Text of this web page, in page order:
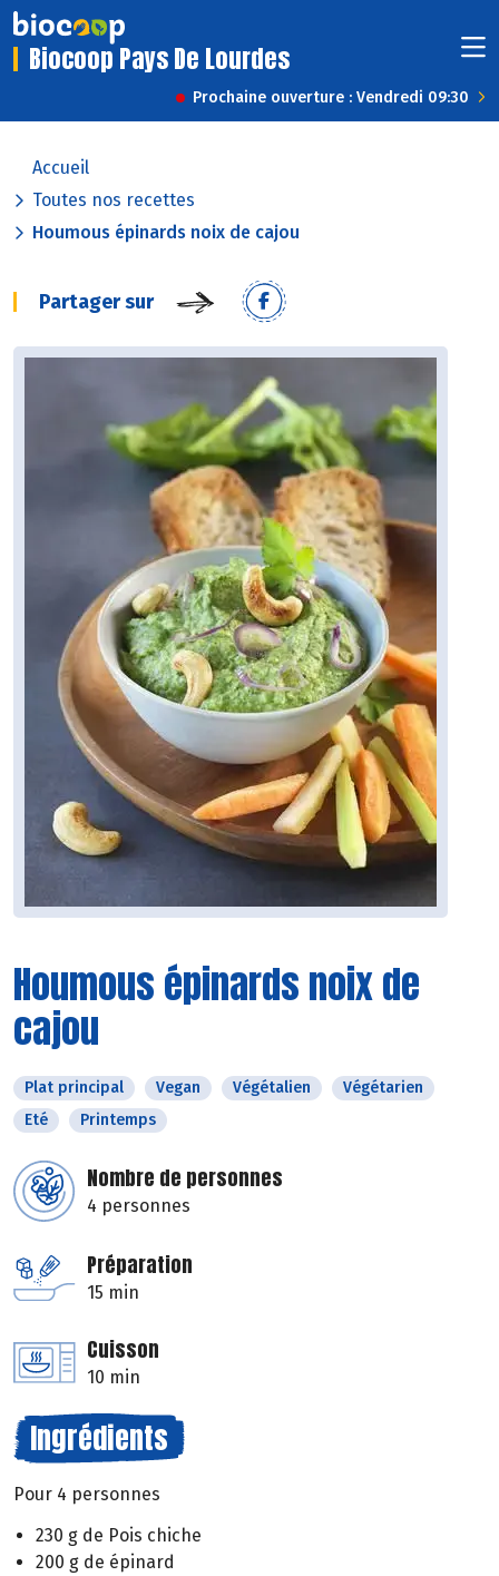
Biocoop Pays De Lourdes
Prochaine ouverture : Vendredi 09:30
Accueil
Toutes nos recettes
Houmous épinards noix de cajou
Partager sur
Houmous épinards noix de
cajou
Plat principal Vegan Végétalien
Végétarien
Eté
Printemps
Nombre de personnes
4 personnes
Préparation
15 min
Cuisson
10 min
Ingrédients
Pour 4 personnes
230 g de Pois chiche
200 g de épinard